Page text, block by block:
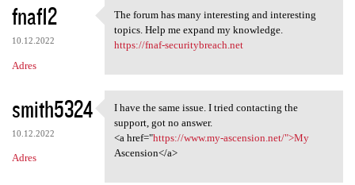
fnaf12
10.12.2022
Adres
The forum has many
The forum has many interesting and interesting
topics. Help me expand my knowledge.
https://fnaf-securitybreach.net
smith5324
10.12.2022
Adres
I have the same issue. I
I have the same issue. I tried contacting the
support, got no answer.
<a href="https://www.my-ascension.net/">My
Ascension</a>